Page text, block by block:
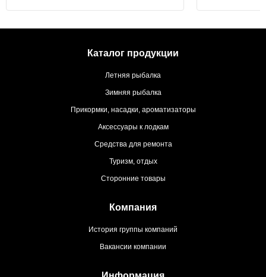
Каталог продукции
Летняя рыбалка
Зимняя рыбалка
Прикормки, насадки, ароматизаторы
Аксессуары к лодкам
Средства для ремонта
Туризм, отдых
Сторонние товары
Компания
История группы компаний
Вакансии компании